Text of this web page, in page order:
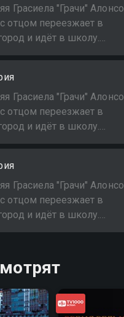
в учёбе и личной
долго ли она сможет
свой дар?
Грасиела "Грачи" Алонсо
отцом переезжает в
и идёт в школу.
Грачи обнаруживает
тут же начинает
в учёбе и личной
долго ли она сможет
свой дар?
Грасиела "Грачи" Алонсо
отцом переезжает в
и идёт в школу.
Грачи обнаруживает
тут же начинает
в учёбе и личной
долго ли она сможет
свой дар?
Грасиела "Грачи" Алонсо
отцом переезжает в
и идёт в школу.
Грачи обнаруживает
в учёбе и личной
долго ли она сможет
свой дар?